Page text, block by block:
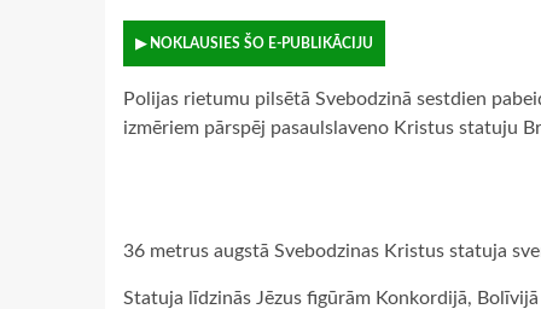
▶ NOKLAUSIES ŠO E-PUBLIKĀCIJU
Polijas rietumu pilsētā Svebodzinā sestdien
izmēriem pārspēj pasaulslaveno Kristus statuju
36 metrus augstā Svebodzinas Kristus statuja
Statuja līdzinās Jēzus figūrām Konkordijā,